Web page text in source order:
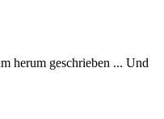
herum geschrieben ... Und